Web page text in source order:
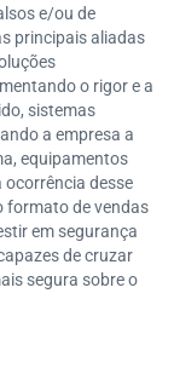
e/ou de
principais aliadas
o rigor e a
sistemas
a empresa a
equipamentos
ocorrência desse
formato de vendas
em segurança
de cruzar
segura sobre o